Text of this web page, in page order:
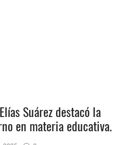
Suárez destacó la
en materia educativa.